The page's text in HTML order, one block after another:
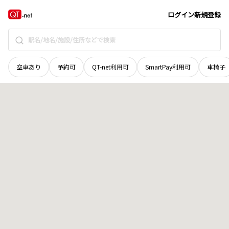
ログイン新規登録
空車あり 予約可 QT-net利用可 SmartPay利用可 車椅子
岩手県